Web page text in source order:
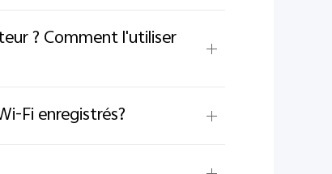
? Comment l'utiliser
Fi enregistrés?